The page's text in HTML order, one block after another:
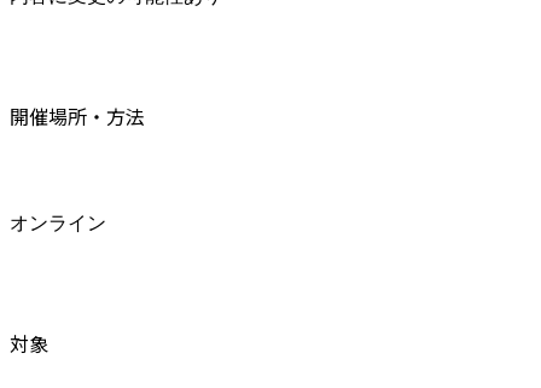
開催場所・方法
オンライン
対象